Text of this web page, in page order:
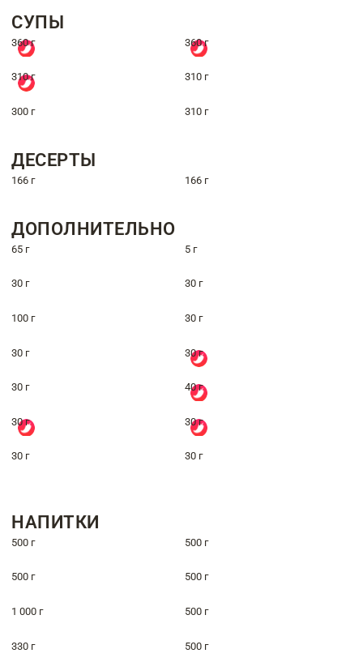
СУПЫ
360 г 360 г
310 г 310 г
300 г 310 г
ДЕСЕРТЫ
166 г 166 г
ДОПОЛНИТЕЛЬНО
65 г 5 г
30 г 30 г
100 г 30 г
30 г 30 г
30 г 40 г
30 г 30 г
30 г 30 г
НАПИТКИ
500 г 500 г
500 г 500 г
1 000 г 500 г
330 г 500 г